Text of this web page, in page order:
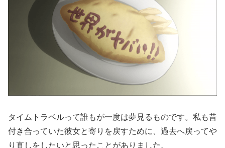
タイムトラベルって誰もが一度は夢見るものです。私も昔
付き合っていた彼女と寄りを戻すために、過去へ戻ってや
り直しをしたいと思ったことがありました。